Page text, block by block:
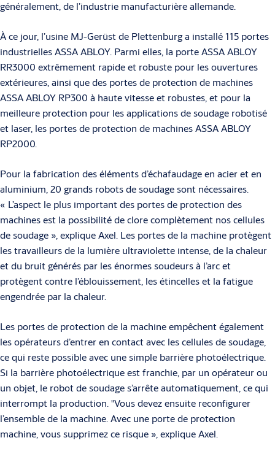
généralement, de l’industrie manufacturière allemande.
À ce jour, l’usine MJ-Gerüst de Plettenburg a installé 115 portes
industrielles ASSA ABLOY. Parmi elles, la porte ASSA ABLOY
RR3000 extrêmement rapide et robuste pour les ouvertures
extérieures, ainsi que des portes de protection de machines
ASSA ABLOY RP300 à haute vitesse et robustes, et pour la
meilleure protection pour les applications de soudage robotisé
et laser, les portes de protection de machines ASSA ABLOY
RP2000.
Pour la fabrication des éléments d’échafaudage en acier et en
aluminium, 20 grands robots de soudage sont nécessaires.
« L’aspect le plus important des portes de protection des
machines est la possibilité de clore complètement nos cellules
de soudage », explique Axel. Les portes de la machine protègent
les travailleurs de la lumière ultraviolette intense, de la chaleur
et du bruit générés par les énormes soudeurs à l’arc et
protègent contre l’éblouissement, les étincelles et la fatigue
engendrée par la chaleur.
Les portes de protection de la machine empêchent également
les opérateurs d’entrer en contact avec les cellules de soudage,
ce qui reste possible avec une simple barrière photoélectrique.
Si la barrière photoélectrique est franchie, par un opérateur ou
un objet, le robot de soudage s’arrête automatiquement, ce qui
interrompt la production. "Vous devez ensuite reconfigurer
l’ensemble de la machine. Avec une porte de protection
machine, vous supprimez ce risque », explique Axel.